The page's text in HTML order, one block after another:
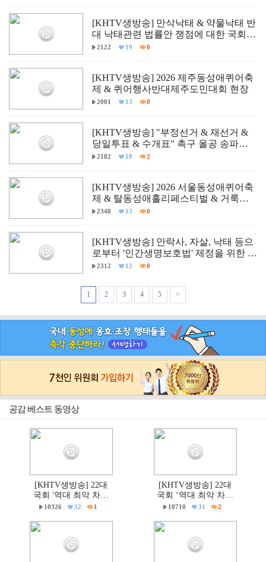
[KHTV생방송] 만삭낙태 & 약물낙태 반
대 낙태관련 법률안 쟁점에 대한 국회
학술세미나
2122 19 0
[KHTV생방송] 2026 제주동성애퀴어축
제 & 퀴어행사반대제주도민대회 현장
2001 13 0
[KHTV생방송] "부정선거 & 재선거 &
당일투표 & 수개표" 촉구 올공 송파구
개표소 민주항쟁 현장
2182 18 2
[KHTV생방송] 2026 서울동성애퀴어축
제 & 탈동성애홀리페스티벌 & 거룩한
방파제통합국민대회 현장
2348 13 0
[KHTV생방송] 안락사, 자살, 낙태 등으
로부터 '인간생명보호법' 제정을 위한 국
회 학술세미나
2312 12 0
1 2 3 4 5 >
공감 베스트 동영상
[KHTV생방송] 22대
국회 '역대 최악 차별
금지법' 반대 거룩한방
10326 32 1
[KHTV생방송] 22대
국회 ‘역대 최악 차별
금지법’ 반대 거룩한방
10710 31 2